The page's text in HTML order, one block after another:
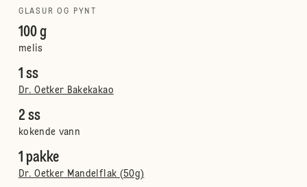
GLASUR OG PYNT
100 g
melis
1 ss
Dr. Oetker Bakekakao
2 ss
kokende vann
1 pakke
Dr. Oetker Mandelflak (50g)